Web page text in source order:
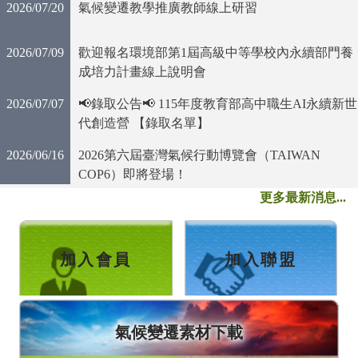
2026/07/20 氣候變遷教學推廣教師線上研習
2026/07/09
歡迎報名環境部第1屆高級中等學校內永續部門養
成培力計畫線上說明會
2026/07/07
📢錄取公告📢 115年度教育部高中職生AI永續新世
代創造營 【錄取名單】
2026/06/16
2026第六屆臺灣氣候行動博覽會（TAIWAN
COP6）即將登場！
更多最新消息...
加入會員 加入聯盟
氣候變遷素材下載